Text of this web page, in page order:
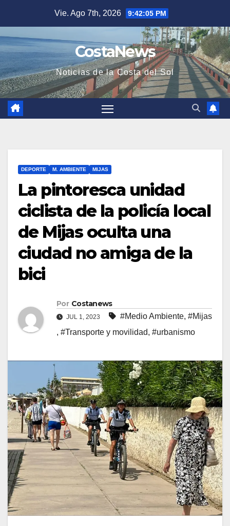
contenido
Vie. Ago 7th, 2026 9:42:06 PM
CostaNews
Noticias de la Costa del Sol
DEPORTE M. AMBIENTE MIJAS
La pintoresca unidad
ciclista de la policía local
de Mijas oculta una
ciudad no amiga de la
bici
Por Costanews
JUL 1, 2023 #Medio Ambiente, #Mijas
, #Transporte y movilidad, #urbanismo